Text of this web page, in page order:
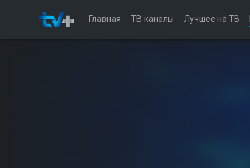
Главная ТВ каналы Лучшее на ТВ